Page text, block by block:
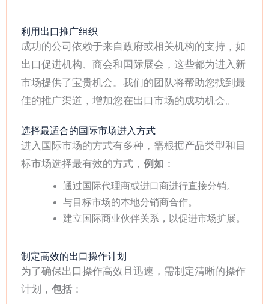
利用出口推广组织
成功的公司依赖于来自政府或相关机构的支持，如
出口促进机构、商会和国际展会，这些都为进入新
市场提供了宝贵机会。我们的团队将帮助您找到最
佳的推广渠道，增加您在出口市场的成功机会。
选择最适合的国际市场进入方式
进入国际市场的方式有多种，需根据产品类型和目
标市场选择最有效的方式， 例如 ：
通过国际代理商或进口商进行直接分销。
与目标市场的本地分销商合作。
建立国际商业伙伴关系，以促进市场扩展。
制定高效的出口操作计划
为了确保出口操作高效且迅速，需制定清晰的操作
计划， 包括 ：